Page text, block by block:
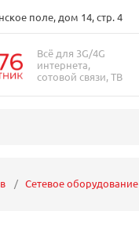
поле, дом 14, стр. 4
Всё для 3G/4G
интернета,
сотовой связи, ТВ
Сетевое оборудование